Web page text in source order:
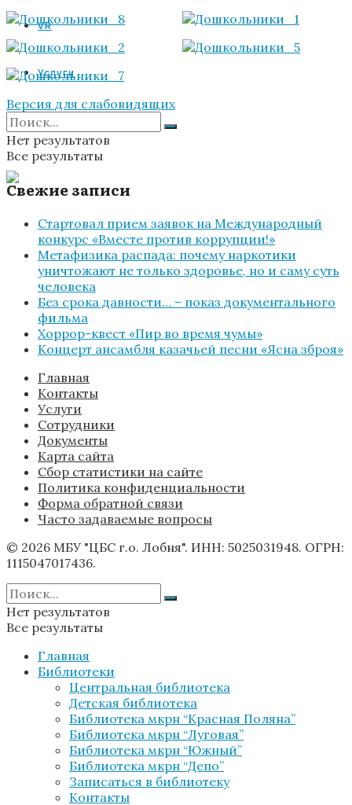
VR
Услуги
Документы
Версия для слабовидящих
Нет результатов
Все результаты
Свежие записи
Стартовал прием заявок на Международный
конкурс «Вместе против коррупции!»
Метафизика распада: почему наркотики
уничтожают не только здоровье, но и саму суть
человека
Без срока давности… – показ документального
фильма
Хоррор-квест «Пир во время чумы»
Концерт ансамбля казачьей песни «Ясна зброя»
Главная
Контакты
Услуги
Сотрудники
Документы
Карта сайта
Сбор статистики на сайте
Политика конфиденциальности
Форма обратной связи
Часто задаваемые вопросы
© 2026 МБУ "ЦБС г.о. Лобня". ИНН: 5025031948. ОГРН:
1115047017436.
Нет результатов
Все результаты
Главная
Библиотеки
Центральная библиотека
Детская библиотека
Библиотека мкрн “Красная Поляна”
Библиотека мкрн “Луговая”
Библиотека мкрн “Южный”
Библиотека мкрн “Депо”
Записаться в библиотеку
Контакты